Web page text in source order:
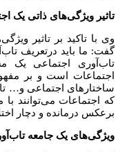
تاثیر ویژگی‌های ذاتی یک
وی با تاکید بر تاثیر
گفت: ما باید درتعریف
تاب‌آوری اجتماعی یک
اجتماعات است و بر
ساختارهای اجتماعی و…
که اجتماعات می‌توانند
برعکس درمانده و دچار
ویژگی‌های یک جامعه تاب‌آور